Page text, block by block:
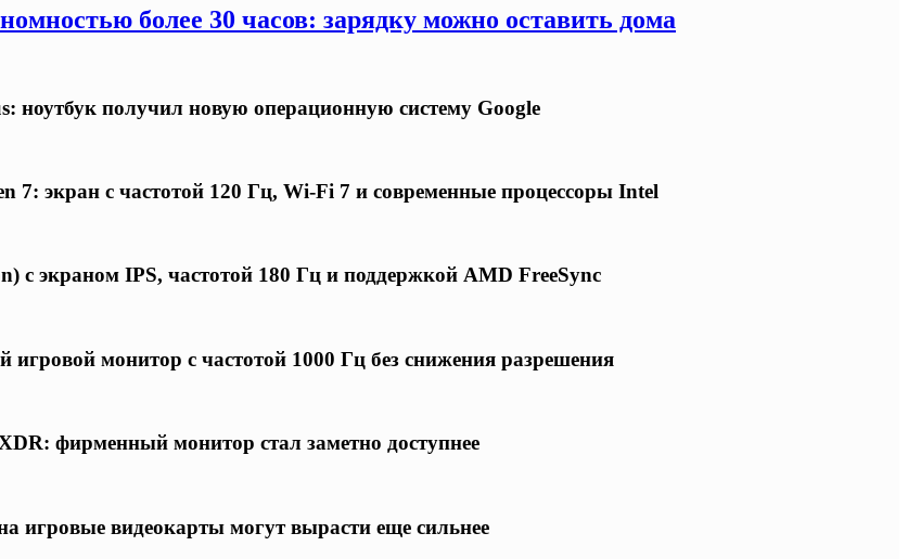
более 30 часов: зарядку можно оставить дома
ноутбук получил новую операционную систему Google
7: экран с частотой 120 Гц, Wi-Fi 7 и современные процессоры Intel
с экраном IPS, частотой 180 Гц и поддержкой AMD FreeSync
монитор с частотой 1000 Гц без снижения разрешения
фирменный монитор стал заметно доступнее
игровые видеокарты могут вырасти еще сильнее